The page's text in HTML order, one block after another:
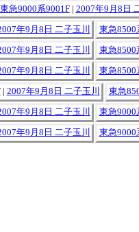
東急9000系9001F| 2007年9月8日
年9月8日 二子玉川 東急8500
年9月8日 二子玉川 東急8500
年9月8日 二子玉川 東急8500
| 2007年9月8日 二子玉川 東急
年9月8日 二子玉川 東急9000
年9月8日 二子玉川 東急9000